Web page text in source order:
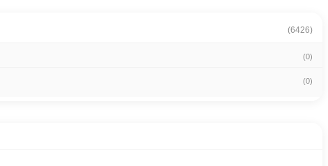
(6426)
(0)
(0)